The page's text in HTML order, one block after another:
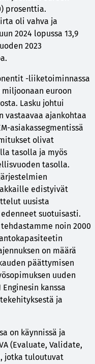
prosenttia.
oli vahva ja
2024 lopussa 13,9
2023
-liiketoiminnassa
euroon
Lasku johtui
ajankohtaa
asiakassegmentissä
olivat
tasolla ja myös
tasolla.
edistyivät
uusista
suotuisasti.
noin 2000
on määrä
päättymisen
uuden
kanssa
ja
on käynnissä ja
(Evaluate, Validate,
jotka tuloutuvat